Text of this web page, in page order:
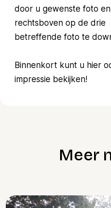
door u gewenste foto
rechtsboven op de drie
betreffende foto te
Binnenkort kunt u hier
impressie bekijken!
Meer